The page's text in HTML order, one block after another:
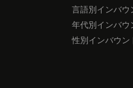
言語別インバ
年代別インバ
性別インバウ